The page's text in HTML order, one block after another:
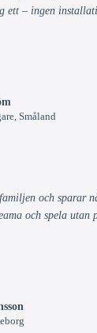
ett – ingen
Småland
och sparar
och spela utan